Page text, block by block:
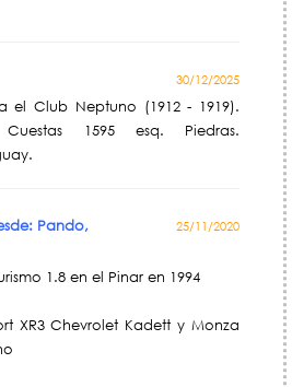
30/12/2025
el Club Neptuno (1912 - 1919).
1595 esq. Piedras.
Pando,
25/11/2020
1.8 en el Pinar en 1994
XR3 Chevrolet Kadett y Monza